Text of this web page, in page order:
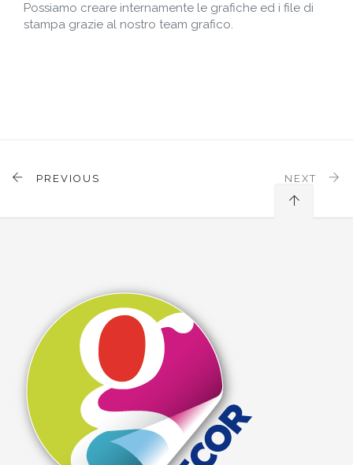
Possiamo creare internamente le grafiche ed i file di
stampa grazie al nostro team grafico.
PREVIOUS NEXT